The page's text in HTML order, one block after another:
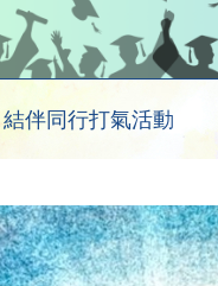
結伴同行打氣活動